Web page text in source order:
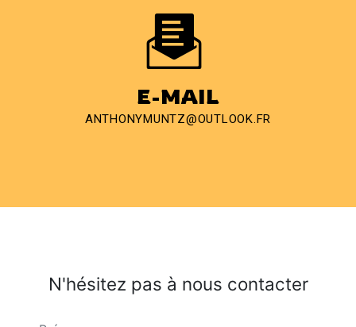
E-MAIL
ANTHONYMUNTZ@OUTLOOK.FR
N'hésitez pas à nous contacter